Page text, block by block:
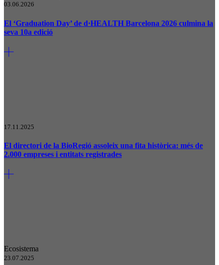
03.06.2026
El ‘Graduation Day’ de d·HEALTH Barcelona 2026 culmina la
seva 10a edició
17.11.2025
El directori de la BioRegió assoleix una fita històrica: més de
2.000 empreses i entitats registrades
Ecosistema
23.07.2025